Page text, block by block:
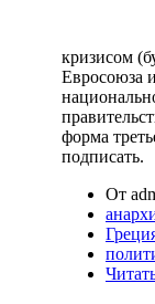
кризисом
Евросоюза
форма
подписать.
От